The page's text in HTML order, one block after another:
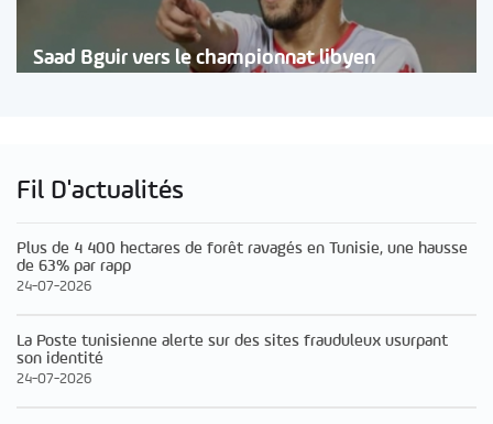
Saad Bguir vers le championnat libyen
Fil D'actualités
Plus de 4 400 hectares de forêt ravagés en Tunisie, une hausse
de 63% par rapp
24-07-2026
La Poste tunisienne alerte sur des sites frauduleux usurpant
son identité
24-07-2026